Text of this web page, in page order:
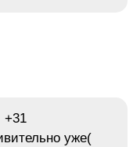
+31
уже(